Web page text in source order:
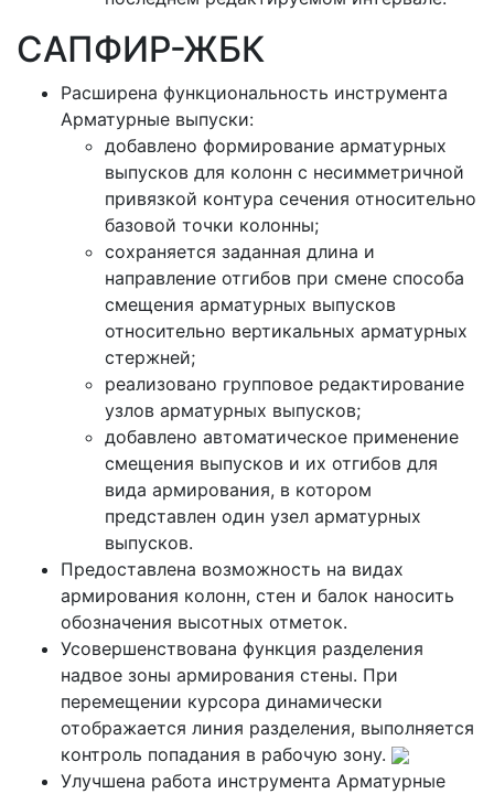
САПФИР-ЖБК
Расширена функциональность инструмента
Арматурные выпуски:
добавлено формирование арматурных
выпусков для колонн с несимметричной
привязкой контура сечения относительно
базовой точки колонны;
сохраняется заданная длина и
направление отгибов при смене способа
смещения арматурных выпусков
относительно вертикальных арматурных
стержней;
реализовано групповое редактирование
узлов арматурных выпусков;
добавлено автоматическое применение
смещения выпусков и их отгибов для
вида армирования, в котором
представлен один узел арматурных
выпусков.
Предоставлена возможность на видах
армирования колонн, стен и балок наносить
обозначения высотных отметок.
Усовершенствована функция разделения
надвое зоны армирования стены. При
перемещении курсора динамически
отображается линия разделения, выполняется
контроль попадания в рабочую зону.
Улучшена работа инструмента Арматурные